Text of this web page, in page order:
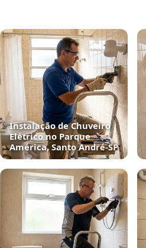
Instalação de Chuveiro
Elétrico no Parque
América, Santo André‑SP